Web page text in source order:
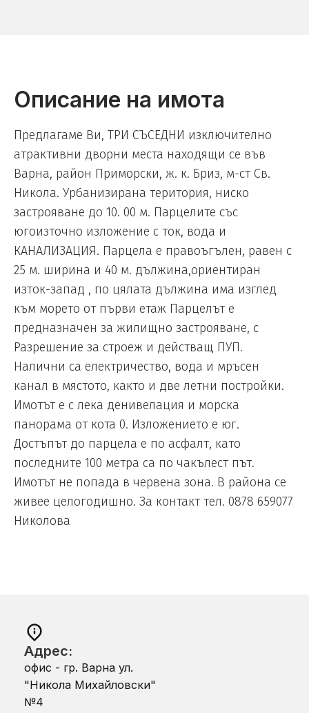
Описание на имота
Предлагаме Ви, ТРИ СЪСЕДНИ изключително
атрактивни дворни мeста находящи се във
Варна, район Приморски, ж. к. Бриз, м-ст Св.
Никола. Урбанизирана територия, ниско
застрояване до 10. 00 м. Парцелите със
югоизточно изложение с ток, вода и
КАНАЛИЗАЦИЯ. Парцела е правоъгълен, равен с
25 м. ширина и 40 м. дължина,ориентиран
изток-запад , по цялата дължина има изглед
към морето от първи етаж Парцелът е
предназначен за жилищно застрояване, с
Разрешение за строеж и действащ ПУП.
Налични са електричество, вода и мръсен
канал в мястото, както и две летни постройки.
Имотът е с лека денивелация и морска
панорама от кота 0. Изложението е юг.
Достъпът до парцела е по асфалт, като
последните 100 метра са по чакълест път.
Имотът не попада в червена зона. В района се
живее целогодишно. За контакт тел. 0878 659077
Николова
Адрес:
офис - гр. Варна ул.
"Никола Михайловски"
№4